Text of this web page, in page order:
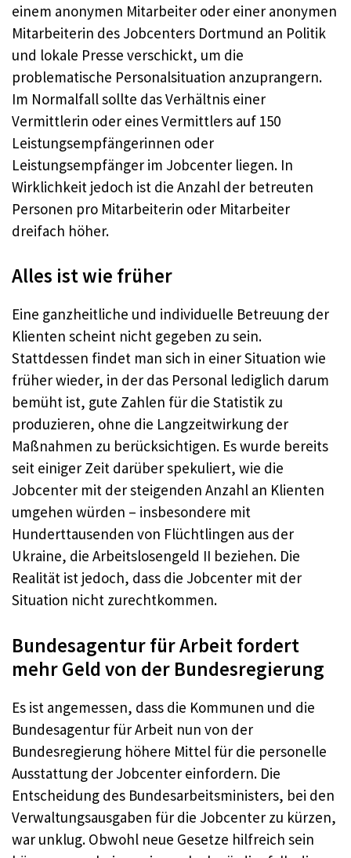
einem anonymen Mitarbeiter oder einer anonymen
Mitarbeiterin des Jobcenters Dortmund an Politik
und lokale Presse verschickt, um die
problematische Personalsituation anzuprangern.
Im Normalfall sollte das Verhältnis einer
Vermittlerin oder eines Vermittlers auf 150
Leistungsempfängerinnen oder
Leistungsempfänger im Jobcenter liegen. In
Wirklichkeit jedoch ist die Anzahl der betreuten
Personen pro Mitarbeiterin oder Mitarbeiter
dreifach höher.
Alles ist wie früher
Eine ganzheitliche und individuelle Betreuung der
Klienten scheint nicht gegeben zu sein.
Stattdessen findet man sich in einer Situation wie
früher wieder, in der das Personal lediglich darum
bemüht ist, gute Zahlen für die Statistik zu
produzieren, ohne die Langzeitwirkung der
Maßnahmen zu berücksichtigen. Es wurde bereits
seit einiger Zeit darüber spekuliert, wie die
Jobcenter mit der steigenden Anzahl an Klienten
umgehen würden – insbesondere mit
Hunderttausenden von Flüchtlingen aus der
Ukraine, die Arbeitslosengeld II beziehen. Die
Realität ist jedoch, dass die Jobcenter mit der
Situation nicht zurechtkommen.
Bundesagentur für Arbeit fordert
mehr Geld von der Bundesregierung
Es ist angemessen, dass die Kommunen und die
Bundesagentur für Arbeit nun von der
Bundesregierung höhere Mittel für die personelle
Ausstattung der Jobcenter einfordern. Die
Entscheidung des Bundesarbeitsministers, bei den
Verwaltungsausgaben für die Jobcenter zu kürzen,
war unklug. Obwohl neue Gesetze hilfreich sein